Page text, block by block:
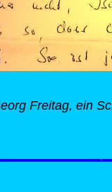
Freitag, ein